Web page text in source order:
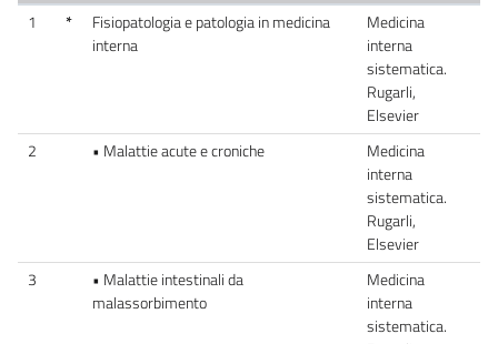
1
*
Fisiopatologia e patologia in medicina
interna
Medicina
interna
sistematica.
Rugarli,
Elsevier
2
• Malattie acute e croniche
Medicina
interna
sistematica.
Rugarli,
Elsevier
3
• Malattie intestinali da
malassorbimento
Medicina
interna
sistematica.